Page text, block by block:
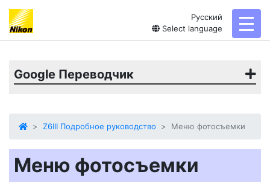
Русский
Select language
Google Переводчик
Z6III Подробное руководство Меню фотосъемки
Меню фотосъемки